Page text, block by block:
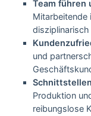
Team führen
Mitarbeitende
und
Produktion
reibungslose